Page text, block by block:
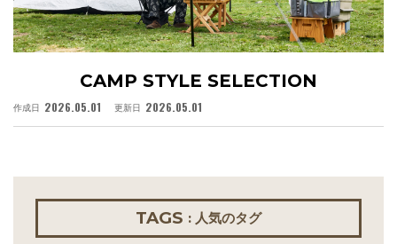
CAMP STYLE SELECTION
作成日 2026.05.01 更新日 2026.05.01
TAGS : 人気のタグ